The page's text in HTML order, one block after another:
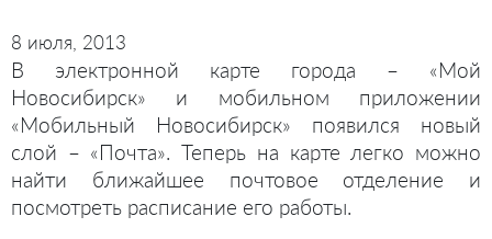
8 июля, 2013
В электронной карте города – «Мой
Новосибирск» и мобильном приложении
«Мобильный Новосибирск» появился новый
слой – «Почта». Теперь на карте легко можно
найти ближайшее почтовое отделение и
посмотреть расписание его работы.